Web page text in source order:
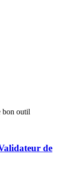
bon outil
de